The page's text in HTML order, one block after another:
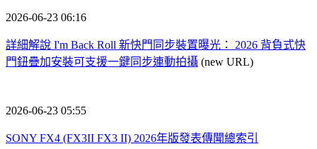
2026-06-23 06:16
詳細解說 I'm Back Roll 新快門同步裝置曝光： 2026 背負式快
門鈕疊加安裝可支援一鍵同步連動拍攝 (new URL)
2026-06-23 05:55
SONY FX4 (FX3II FX3 II) 2026年版發表傳聞總索引